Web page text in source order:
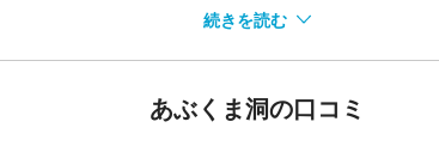
造形美を演出する光の芸術を満喫！
盛りだくさん！また、日本の鍾乳洞で初めて舞台演出用
アップされた造形美も見どころです。
続きを読む
あぶくま洞の口コミ